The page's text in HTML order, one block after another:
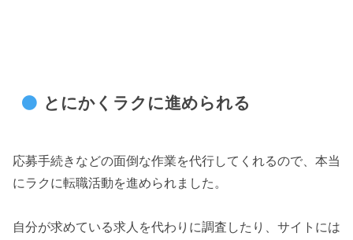
とにかくラクに進められる
応募手続きなどの面倒な作業を代行してくれるので、本当
にラクに転職活動を進められました。
自分が求めている求人を代わりに調査したり、サイトには